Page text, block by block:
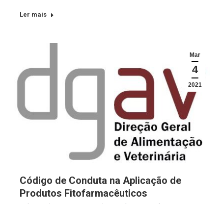
Ler mais
Mar
4
2021
Código de Conduta na Aplicação de
Produtos Fitofarmacêuticos